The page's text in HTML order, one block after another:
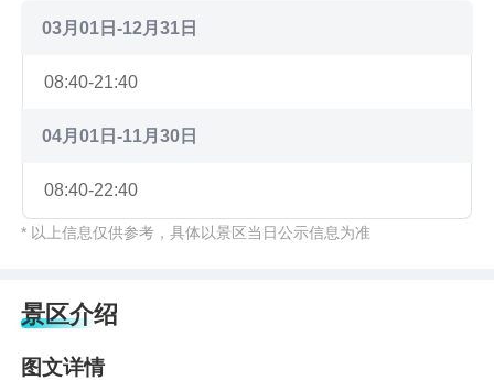
03月01日-12月31日
08:40-21:40
04月01日-11月30日
08:40-22:40
* 以上信息仅供参考，具体以景区当日公示信息为准
景区介绍
图文详情